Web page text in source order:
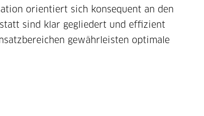
orientiert sich konsequent an den
sind klar gegliedert und effizient
gewährleisten optimale